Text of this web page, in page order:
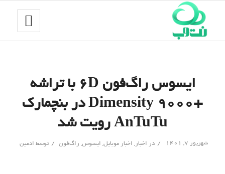
ایسوس راگ‌فون ۶D با تراشه
+Dimensity 9000 در بنچمارک
AnTuTu رویت شد
شهریور ۷, ۱۴۰۱ / در اخبار, اخبار موبایل, ایسوس, راگ‌فون / توسط ادمین